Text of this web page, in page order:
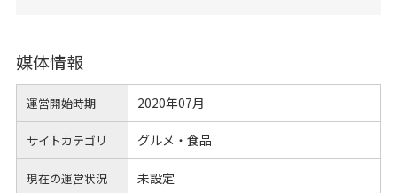
媒体情報
運営開始時期 2020年07月
サイトカテゴリ グルメ・食品
現在の運営状況 未設定